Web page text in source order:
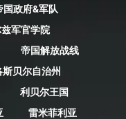
国政府&军队
军官学院
帝国解放战线
斯贝尔自治州
利贝尔王国
雷米菲利亚